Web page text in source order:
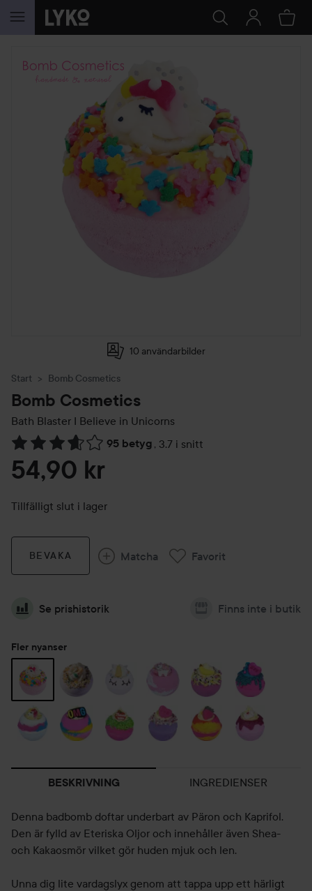
HOPPA TILL INNEHÅLLET
10 användarbilder
Start Bomb Cosmetics
Bomb Cosmetics
Bath Blaster I Believe in Unicorns
95 betyg , 3.7 i snitt
Hoppa till Betyg & kommentarer
54,90 kr
Tillfälligt slut i lager
BEVAKA Matcha Favorit
Se prishistorik Finns inte i butik
Fler nyanser
BESKRIVNING INGREDIENSER
Denna badbomb doftar underbart av Päron och Kaprifol.
Den är fylld av Eteriska Oljor och innehåller även Shea-
och Kakaosmör vilket gör huden mjuk och len.
Unna dig lite vardagslyx genom att tappa upp ett härligt